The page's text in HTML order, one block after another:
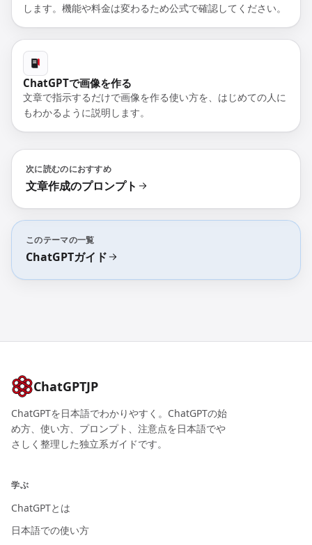
します。機能や料金は変わるため公式で確認してください。
ChatGPTで画像を作る
文章で指示するだけで画像を作る使い方を、はじめての人に
もわかるように説明します。
次に読むのにおすすめ
文章作成のプロンプト
このテーマの一覧
ChatGPTガイド
ChatGPTJP
ChatGPTを日本語でわかりやすく。ChatGPTの始
め方、使い方、プロンプト、注意点を日本語でや
さしく整理した独立系ガイドです。
学ぶ
ChatGPTとは
日本語での使い方